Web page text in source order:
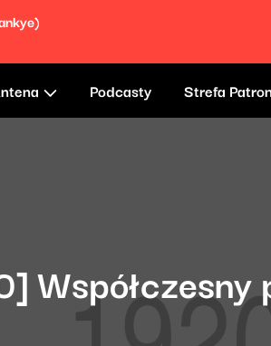
Podcasty Strefa